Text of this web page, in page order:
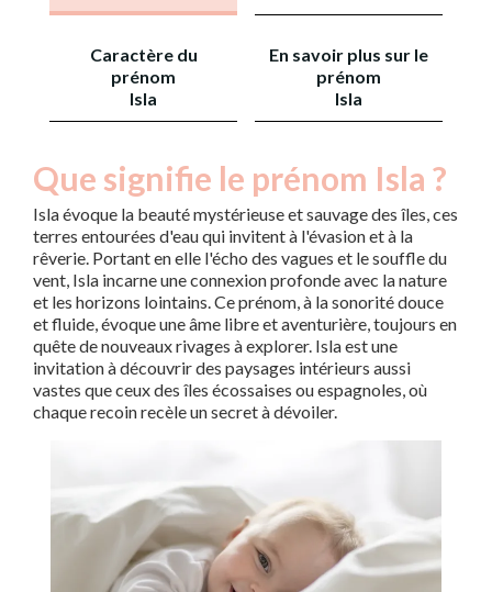
Caractère du
prénom
Isla
En savoir plus sur le
prénom
Isla
Que signifie le prénom Isla ?
Isla évoque la beauté mystérieuse et sauvage des îles, ces
terres entourées d'eau qui invitent à l'évasion et à la
rêverie. Portant en elle l'écho des vagues et le souffle du
vent, Isla incarne une connexion profonde avec la nature
et les horizons lointains. Ce prénom, à la sonorité douce
et fluide, évoque une âme libre et aventurière, toujours en
quête de nouveaux rivages à explorer. Isla est une
invitation à découvrir des paysages intérieurs aussi
vastes que ceux des îles écossaises ou espagnoles, où
chaque recoin recèle un secret à dévoiler.